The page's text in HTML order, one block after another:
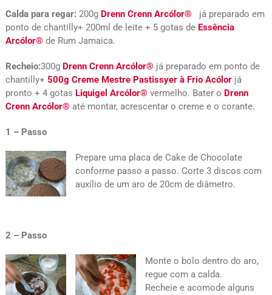
Calda para regar:200g Drenn Crenn Arcólor®
já preparado em
ponto de chantilly+ 200ml de leite + 5 gotas de Essência
Arcólor® de Rum Jamaica.
Recheio:300g Drenn Crenn Arcólor® já preparado em ponto de
chantilly+ 500g Creme Mestre Pastissyer à Frio Acólorjá
pronto + 4 gotas Liquigel Arcólor® vermelho. Bater o Drenn
Crenn Arcólor® até montar, acrescentar o creme e o corante.
1 – Passo
Prepare uma placa de Cake de Chocolate
conforme passo a passo. Corte 3 discos com
auxílio de um aro de 20cm de diâmetro.
2 – Passo
Monte o bolo dentro do aro,
regue com a calda.
Recheie e acomode alguns